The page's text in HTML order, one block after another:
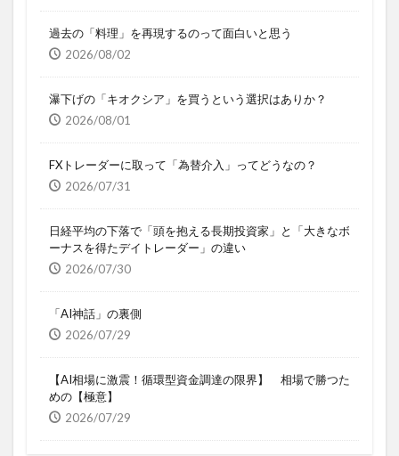
過去の「料理」を再現するのって面白いと思う
2026/08/02
瀑下げの「キオクシア」を買うという選択はありか？
2026/08/01
FXトレーダーに取って「為替介入」ってどうなの？
2026/07/31
日経平均の下落で「頭を抱える長期投資家」と「大きなボ
ーナスを得たデイトレーダー」の違い
2026/07/30
「AI神話」の裏側
2026/07/29
【AI相場に激震！循環型資金調達の限界】 相場で勝つた
めの【極意】
2026/07/29